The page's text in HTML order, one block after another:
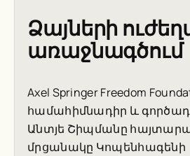
Ձայների
առաջնագծում
Axel Springer Freedom
համահիմնադիր և
Անտյե Շիպմանը
մրցանակը Կոպենհագենի